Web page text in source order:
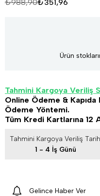
₺988,90₺351,96
Ürün
Tahmini Kargoya Veriliş
Online Ödeme &
Ödeme Yöntemi.
Tüm Kredi Kartlarına 12
Tahmini Kargoya Veriliş
1 - 4 İş Günü
Gelince Haber Ver